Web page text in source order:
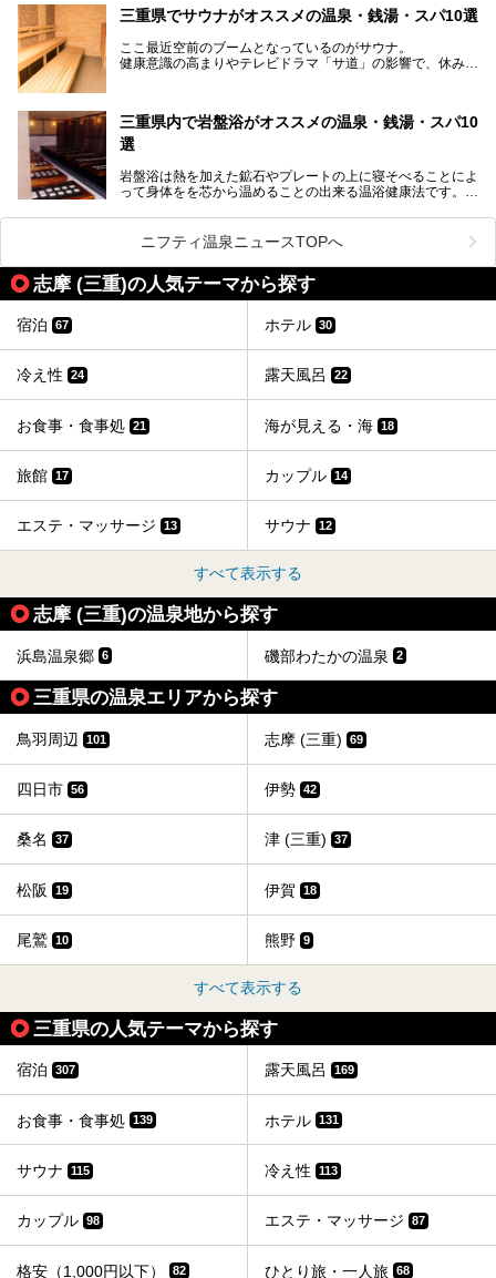
伊勢神宮を擁する伊勢志摩や、世界遺産に登録された熊野古
道をはじめ、鳥羽水族館、忍者の里・伊賀、鈴鹿サーキッ
ト、松坂牛に伊勢海老……と、観光＆グルメの宝庫です。
東からも西からも訪れやすい三重県には、ハイクオリティな
スーパー銭湯がたくさん！お風呂も食事もコスパもいい、お
三重県でサウナがオススメの温泉・銭湯・スパ10選
ここ最近空前のブームとなっているのがサウナ。
健康意識の高まりやテレビドラマ「サ道」の影響で、休みの
いサウナのある温泉や銭湯、スパをご紹介。
気軽に立ち寄れてリラックス効果の高いサウナで、日頃の疲
れをリフレッシュしませんか？
三重県内で岩盤浴がオススメの温泉・銭湯・スパ10
選
岩盤浴は熱を加えた鉱石やプレートの上に寝そべることによ
って身体をを芯から温めることの出来る温浴健康法です。じ
果だけではなく、代謝が高まり健康や美容にも良い影響が期
待できます。今回はそんな岩盤浴にこだわった、三重県内の
オススメ温泉・銭湯・スパ10ヶ所を紹介させていただきま
す。
ニフティ温泉ニュースTOPへ
志摩 (三重)の人気テーマから探す
宿泊 67 ホテル 30
冷え性 24 露天風呂 22
お食事・食事処 21 海が見える・海 18
旅館 17 カップル 14
エステ・マッサージ 13 サウナ 12
すべて表示する
志摩 (三重)の温泉地から探す
浜島温泉郷 6 磯部わたかの温泉 2
三重県の温泉エリアから探す
鳥羽周辺 101 志摩 (三重) 69
四日市 56 伊勢 42
桑名 37 津 (三重) 37
松阪 19 伊賀 18
尾鷲 10 熊野 9
すべて表示する
三重県の人気テーマから探す
宿泊 307 露天風呂 169
お食事・食事処 139 ホテル 131
サウナ 115 冷え性 113
カップル 98 エステ・マッサージ 87
格安（1,000円以下） 82 ひとり旅・一人旅 68